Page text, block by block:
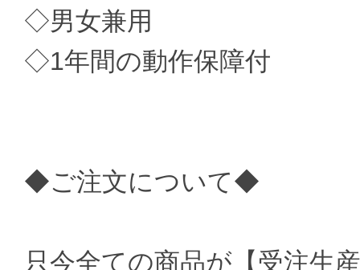
◇男女兼用
◇1年間の動作保障付
◆ご注文について◆
只今全ての商品が【受注生